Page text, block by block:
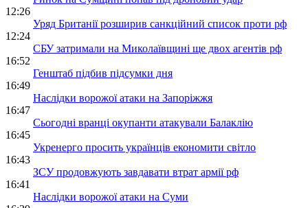
12:26
Уряд Британії розширив санкційний список проти рф
12:24
СБУ затримали на Миколаївщині ще двох агентів рф
16:52
Генштаб підбив підсумки дня
16:49
Наслідки ворожої атаки на Запоріжжя
16:47
Сьогодні вранці окупанти атакували Балаклію
16:45
Укренерго просить українців економити світло
16:43
ЗСУ продовжують завдавати втрат армії рф
16:41
Наслідки ворожої атаки на Суми